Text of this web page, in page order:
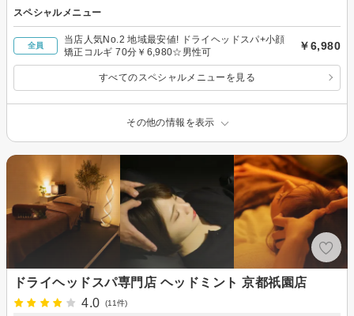
スペシャルメニュー
全員
当店人気No.2 地域最安値! ドライヘッドスパ+小顔
矯正コルギ 70分￥6,980☆男性可
￥6,980
すべてのスペシャルメニューを見る
その他の情報を表示
ドライヘッドスパ専門店 ヘッドミント 京都祇園店
4.0
(11件)